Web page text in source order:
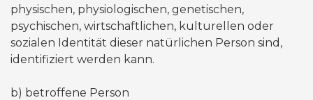
physischen, physiologischen, genetischen,
psychischen, wirtschaftlichen, kulturellen oder
sozialen Identität dieser natürlichen Person sind,
identifiziert werden kann.
b) betroffene Person